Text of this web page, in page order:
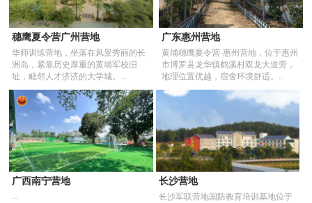
穗鹰夏令营广州营地
华师训练营地，坐落在风景秀丽的长
洲岛，紧靠历史厚重的黄埔军校旧
址，毗邻人才济济的大学城。...
广东惠州营地
黄埔穗鹰夏令营-惠州营地，位于惠州
市博罗县龙华镇鹤溪村双龙大道旁，
地理位置优越，宿舍环境舒适。...
广西南宁营地
...
长沙营地
长沙军联营地国防教育培训基地位于